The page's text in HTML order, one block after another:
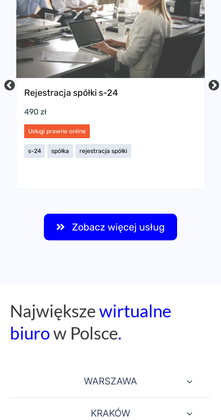
Rejestracja spółki s-24
490 zł
Usługi prawne online
s-24 spółka rejestracja spółki
Zobacz więcej usług
Największewirtualne
biurow Polsce.
WARSZAWA
KRAKÓW